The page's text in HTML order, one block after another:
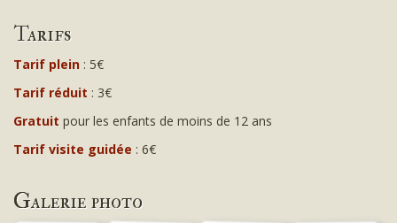
Tarifs
Tarif plein : 5€
Tarif réduit : 3€
Gratuit pour les enfants de moins de 12 ans
Tarif visite guidée : 6€
Galerie photo